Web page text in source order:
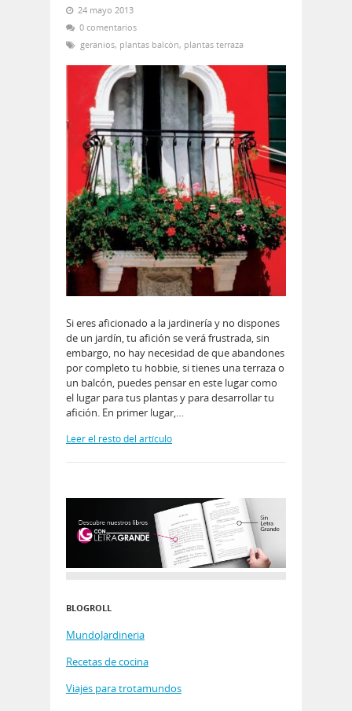
24 mayo 2013
0 comentarios
geranios, plantas balcón, plantas terraza
Si eres aficionado a la jardinería y no dispones
de un jardín, tu afición se verá frustrada, sin
embargo, no hay necesidad de que abandones
por completo tu hobbie, si tienes una terraza o
un balcón, puedes pensar en este lugar como
el lugar para tus plantas y para desarrollar tu
afición. En primer lugar,…
Leer el resto del artículo
BLOGROLL
MundoJardineria
Recetas de cocina
Viajes para trotamundos